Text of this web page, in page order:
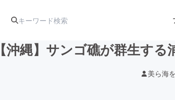
【沖縄】サンゴ礁が群生す
美ら海